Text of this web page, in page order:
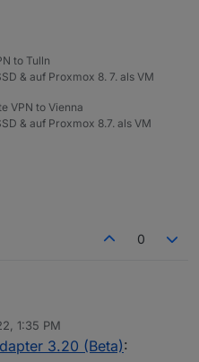
to Tulln
& auf Proxmox 8. 7. als VM
VPN to Vienna
& auf Proxmox 8.7. als VM
0
15 minuten!
1:35 PM
3.20 (Beta):